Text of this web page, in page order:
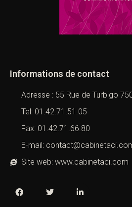
Informations de contact
Adresse : 55 Rue de Turbigo
Tel: 01.42.71.51.05
Fax: 01.42.71.66.80
E-mail:
Site web: www.cabinetaci.com